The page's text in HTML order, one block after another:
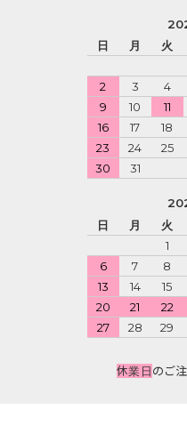
日
月 火
2
3 4
9
10 11
16
17 18
23
24 25
30
31
日
月 火
1
6
7 8
13
14 15
20
21 22
27
28 29
休業日のご